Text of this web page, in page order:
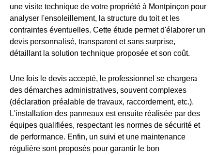
une visite technique de votre propriété à Montpinçon pour
analyser l'ensoleillement, la structure du toit et les
contraintes éventuelles. Cette étude permet d'élaborer un
devis personnalisé, transparent et sans surprise,
détaillant la solution technique proposée et son coût.
Une fois le devis accepté, le professionnel se chargera
des démarches administratives, souvent complexes
(déclaration préalable de travaux, raccordement, etc.).
L'installation des panneaux est ensuite réalisée par des
équipes qualifiées, respectant les normes de sécurité et
de performance. Enfin, un suivi et une maintenance
régulière sont proposés pour garantir le bon